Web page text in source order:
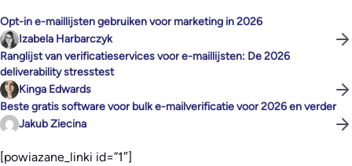
Opt-in e-maillijsten gebruiken voor marketing in 2026
Izabela Harbarczyk
Ranglijst van verificatieservices voor e-maillijsten: De 2026
deliverability stresstest
Kinga Edwards
Beste gratis software voor bulk e-mailverificatie voor 2026 en verder
Jakub Ziecina
[powiazane_linki id=”1″]